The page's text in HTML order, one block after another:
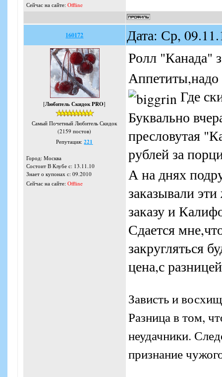
Сейчас на сайте: Offline
160172 Дата: Ср,
[Любитель Скидок PRO]
Самый Почетный Любитель Скидок
(2159 постов)
Репутация:221
Город: Москва
Состоит В Клубе с: 13.11.10
Знает о купонах с: 09.2010
Сейчас на сайте: Offline
Ролл "Канада"
Аппетиты,надо
Где
Буквально
пресловутая
рублей за
А на днях
заказывали
заказу и
Сдается
закругляться
цена,с
Зависть и
Разница в том,
неудачники.
признание